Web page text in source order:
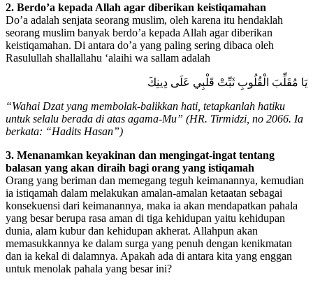
2. Berdo’a kepada Allah agar diberikan keistiqamahan
Do’a adalah senjata seorang muslim, oleh karena itu hendaklah
seorang muslim banyak berdo’a kepada Allah agar diberikan
keistiqamahan. Di antara do’a yang paling sering dibaca oleh
Rasulullah shallallahu ‘alaihi wa sallam adalah
يَا مُقَلِّبَ الْقُلُوبِ ثَبِّتْ قَلْبِي عَلَى دِينِكَ
“Wahai Dzat yang membolak-balikkan hati, tetapkanlah hatiku
untuk selalu berada di atas agama-Mu” (HR. Tirmidzi, no 2066. Ia
berkata: “Hadits Hasan”)
3. Menanamkan keyakinan dan mengingat-ingat tentang
balasan yang akan diraih bagi orang yang istiqamah
Orang yang beriman dan memegang teguh keimanannya, kemudian
ia istiqamah dalam melakukan amalan-amalan ketaatan sebagai
konsekuensi dari keimanannya, maka ia akan mendapatkan pahala
yang besar berupa rasa aman di tiga kehidupan yaitu kehidupan
dunia, alam kubur dan kehidupan akherat. Allahpun akan
memasukkannya ke dalam surga yang penuh dengan kenikmatan
dan ia kekal di dalamnya. Apakah ada di antara kita yang enggan
untuk menolak pahala yang besar ini?